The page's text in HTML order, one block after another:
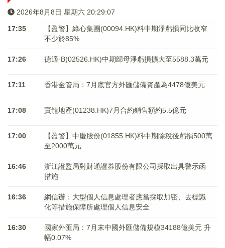
2026年8月8日 星期六 20:29:08
17:35
【盈警】綠心集團(00094.HK)料中期淨虧損同比收窄
不少於85%
17:26 德適-B(02526.HK)中期歸母淨虧損擴大至5588.3萬元
17:11 香港金管局：7月底官方外匯儲備資產為4478億美元
17:08 寶龍地產(01238.HK)7月合約銷售額約5.5億元
17:00
【盈警】中慶股份(01855.HK)料中期除稅後虧損500萬
至2000萬元
16:46
浙江證監局對財通證券股份有限公司採取出具警示函
措施
16:36
網信辦：大型個人信息處理者應當採取加密、去標識
化等措施保障所處理個人信息安全
16:30
國家外匯局：7月末中國外匯儲備規模34188億美元 升
幅0.07%